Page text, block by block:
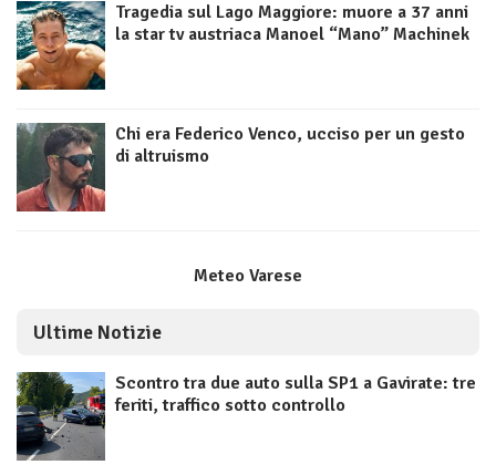
Tragedia sul Lago Maggiore: muore a 37 anni
la star tv austriaca Manoel “Mano” Machinek
Chi era Federico Venco, ucciso per un gesto
di altruismo
Meteo Varese
Ultime Notizie
Scontro tra due auto sulla SP1 a Gavirate: tre
feriti, traffico sotto controllo